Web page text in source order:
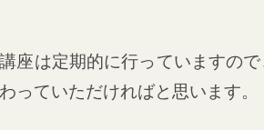
座は定期的に行っていますの
っていただければと思います。